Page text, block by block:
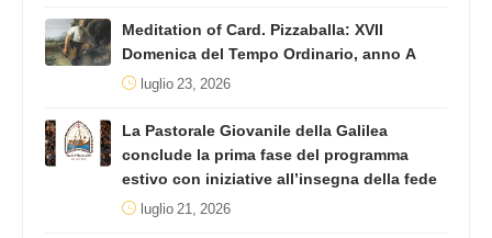
Meditation of Card. Pizzaballa: XVII
Domenica del Tempo Ordinario, anno A
luglio 23, 2026
La Pastorale Giovanile della Galilea
conclude la prima fase del programma
estivo con iniziative all’insegna della fede
luglio 21, 2026